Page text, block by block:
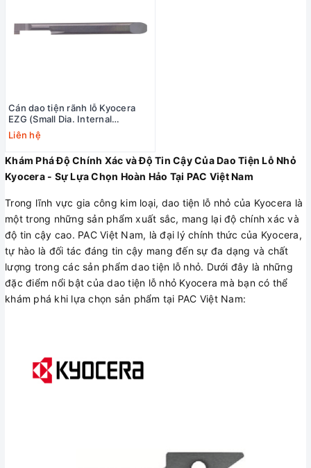
Cán dao tiện rãnh lỗ Kyocera
EZG (Small Dia. Internal
Grooving EZ Bars)
Liên hệ
Khám Phá Độ Chính Xác và Độ Tin Cậy Của Dao Tiện Lỗ Nhỏ
Kyocera - Sự Lựa Chọn Hoàn Hảo Tại PAC Việt Nam
Trong lĩnh vực gia công kim loại, dao tiện lỗ nhỏ của Kyocera là
một trong những sản phẩm xuất sắc, mang lại độ chính xác và
độ tin cậy cao. PAC Việt Nam, là đại lý chính thức của Kyocera,
tự hào là đối tác đáng tin cậy mang đến sự đa dạng và chất
lượng trong các sản phẩm dao tiện lỗ nhỏ. Dưới đây là những
đặc điểm nổi bật của dao tiện lỗ nhỏ Kyocera mà bạn có thể
khám phá khi lựa chọn sản phẩm tại PAC Việt Nam: